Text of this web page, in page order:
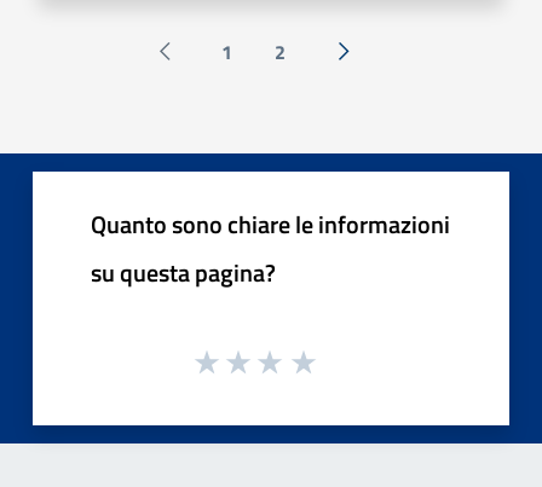
Pagina precedente
1 2 Successiva »
Quanto sono chiare le informazioni
su questa pagina?